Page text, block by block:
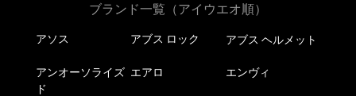
ブランド一覧（アイウエオ順）
アソス アブス ロック アブス ヘルメット
アンオーソライズ
ド
エアロ エンヴィ